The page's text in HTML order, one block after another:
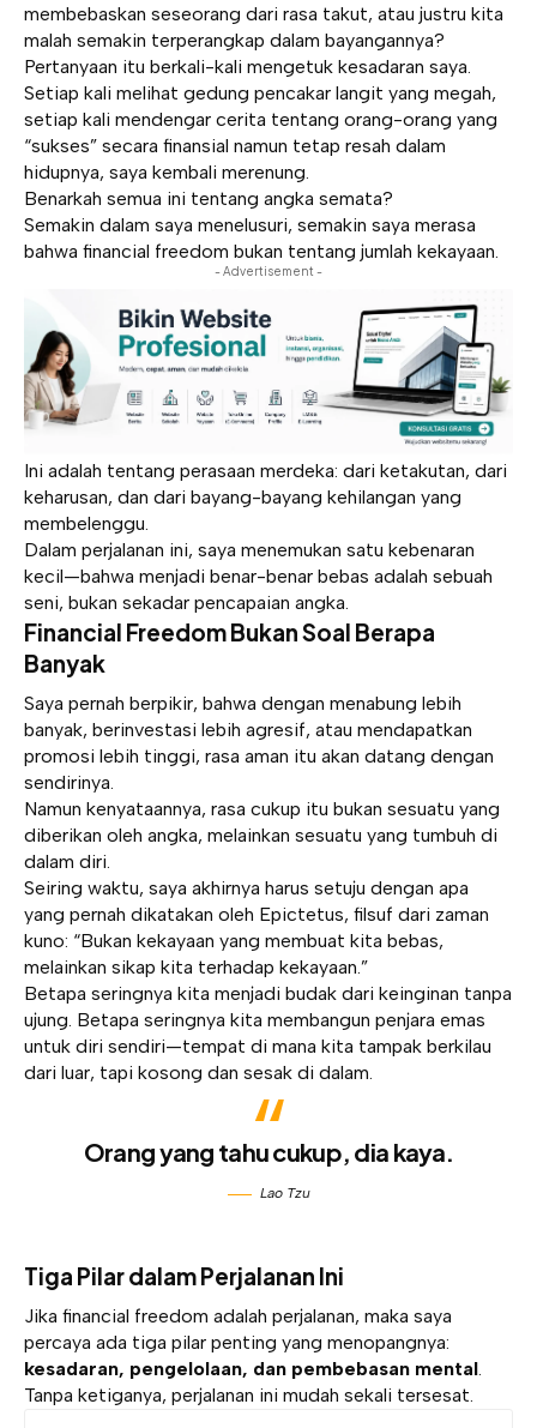
membebaskan seseorang dari rasa takut, atau justru kita
malah semakin terperangkap dalam bayangannya?
Pertanyaan itu berkali-kali mengetuk kesadaran saya.
Setiap kali melihat gedung pencakar langit yang megah,
setiap kali mendengar cerita tentang orang-orang yang
“sukses” secara finansial namun tetap resah dalam
hidupnya, saya kembali merenung.
Benarkah semua ini tentang angka semata?
Semakin dalam saya menelusuri, semakin saya merasa
bahwa financial freedom bukan tentang jumlah kekayaan.
- Advertisement -
Ini adalah tentang perasaan merdeka: dari ketakutan, dari
keharusan, dan dari bayang-bayang kehilangan yang
membelenggu.
Dalam perjalanan ini, saya menemukan satu kebenaran
kecil—bahwa menjadi benar-benar bebas adalah sebuah
seni, bukan sekadar pencapaian angka.
Financial Freedom Bukan Soal Berapa
Banyak
Saya pernah berpikir, bahwa dengan menabung lebih
banyak, berinvestasi lebih agresif, atau mendapatkan
promosi lebih tinggi, rasa aman itu akan datang dengan
sendirinya.
Namun kenyataannya, rasa cukup itu bukan sesuatu yang
diberikan oleh angka, melainkan sesuatu yang tumbuh di
dalam diri.
Seiring waktu, saya akhirnya harus setuju dengan apa
yang pernah dikatakan oleh Epictetus, filsuf dari zaman
kuno: “Bukan kekayaan yang membuat kita bebas,
melainkan sikap kita terhadap kekayaan.”
Betapa seringnya kita menjadi budak dari keinginan tanpa
ujung. Betapa seringnya kita membangun penjara emas
untuk diri sendiri—tempat di mana kita tampak berkilau
dari luar, tapi kosong dan sesak di dalam.
Orang yang tahu cukup, dia kaya.
Lao Tzu
Tiga Pilar dalam Perjalanan Ini
Jika financial freedom adalah perjalanan, maka saya
percaya ada tiga pilar penting yang menopangnya:
kesadaran, pengelolaan, dan pembebasan mental.
Tanpa ketiganya, perjalanan ini mudah sekali tersesat.